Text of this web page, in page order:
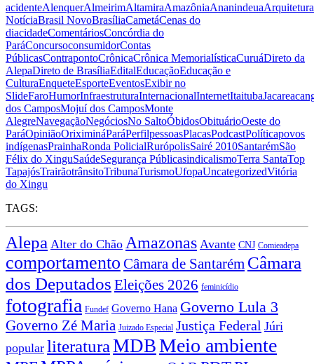
acidenteAlenquerAlmeirimAltamiraAmazôniaAnanindeuaArquitetura
NotíciaBrasil NovoBrasíliaCametáCenas do
diacidadeComentáriosConcórdia do
ParáConcursoconsumidorContas
PúblicasContrapontoCrônicaCrônica MemorialísticaCuruáDireto da
AlepaDireto de BrasíliaEditalEducaçãoEducação e
CulturaEnqueteEsporteEventosExibir no
SlideFaroHumorInfraestruturaInternacionalInternetItaituba
dos CamposMojuí dos CamposMonte
AlegreNavegaçãoNegóciosNo SaltoÓbidosObituárioOeste do
ParáOpiniãoOriximináParáPerfilpessoasPlacasPodcastPolíticapovos
indígenasPrainhaRonda PolicialRurópolisSairé 2010SantarémSão
Félix do XinguSaúdeSegurança PúblicasindicalismoTerra SantaTop
TapajósTrairãotrânsitoTribunaTurismoUfopaUncategorizedVitória
do Xingu
TAGS:
Alepa Alter do Chão Amazonas Avante CNJ Comieadepa
comportamento Câmara de Santarém Câmara
dos Deputados Eleições 2026 feminicídio
fotografia Fundef Governo Hana Governo Lula 3
Governo Zé Maria Juizado Especial Justiça Federal Júri
popular literaturaMDBMeio ambiente